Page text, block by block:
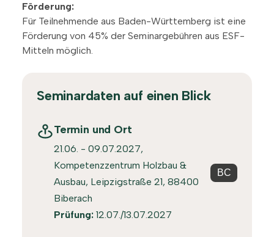
Förderung:
Für Teilnehmende aus Baden-Württemberg ist eine
Förderung von 45% der Seminargebühren aus ESF-
Mitteln möglich.
Seminardaten auf einen Blick
Termin und Ort
21.06. - 09.07.2027,
Kompetenzzentrum Holzbau &
Ausbau, Leipzigstraße 21, 88400
Biberach
Prüfung: 12.07./13.07.2027
BC